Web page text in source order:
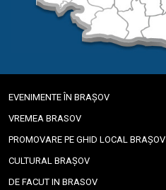
EVENIMENTE ÎN BRAȘOV
VREMEA BRASOV
PROMOVARE PE GHID LOCAL BRAȘOV
CULTURAL BRAȘOV
DE FACUT IN BRASOV